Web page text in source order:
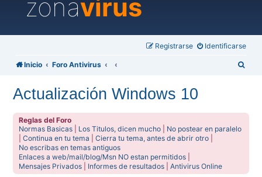
zonavirus
Identificarse
Registrarse
Inicio Foro Antivirus
Actualización Windows 10
Reglas del Foro
Normas Basicas
Los Titulos, dicen mucho
No postear en paralelo
|Continua en tu tema |Cierra tu tema, antes de abrir otro
No escribas en temas antiguos
Enlaces a web/mail/blog/Msn NO estan permitidos
Mensajes Privados
Informes de resultados |Antivirus Online